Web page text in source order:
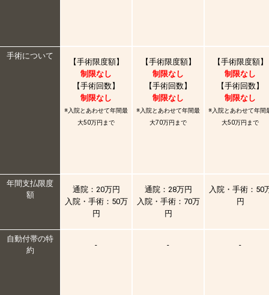
手術について
【手術限度額】
制限なし
【手術回数】
制限なし
※入院とあわせて年間最
大50万円まで
【手術限度額】
制限なし
【手術回数】
制限なし
※入院とあわせて年間最
大70万円まで
【手術限度額】
制限なし
【手術回数】
制限なし
※入院とあわせて年間
大50万円まで
年間支払限度
額
通院：20万円
入院・手術：50万
円
通院：28万円
入院・手術：70万
円
入院・手術：50
円
自動付帯の特
約
- - -